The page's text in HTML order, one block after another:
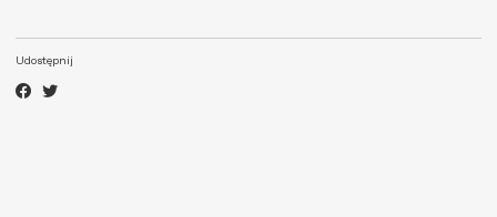
Udostępnij